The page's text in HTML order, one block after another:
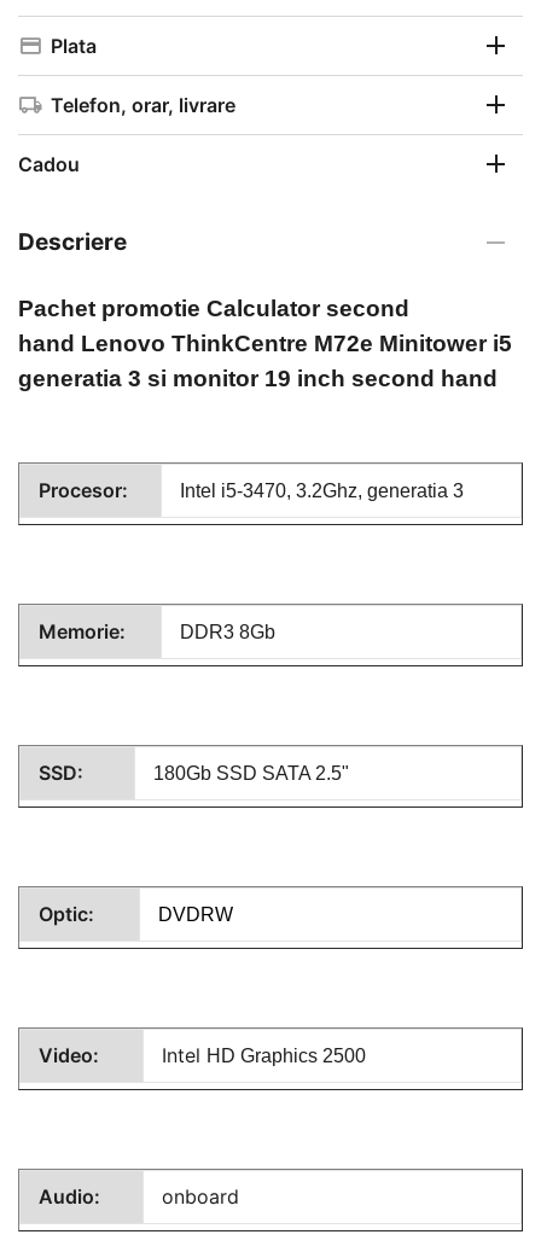
Plata
Telefon, orar, livrare
Cadou
Descriere
Pachet promotie Calculator second
hand Lenovo ThinkCentre M72e Minitower i5
generatia 3 si monitor 19 inch second hand
Procesor: Intel i5-3470, 3.2Ghz, generatia 3
Memorie: DDR3 8Gb
SSD: 180Gb SSD SATA 2.5"
Optic: DVDRW
Video: Intel HD Graphics 2500
Audio: onboard